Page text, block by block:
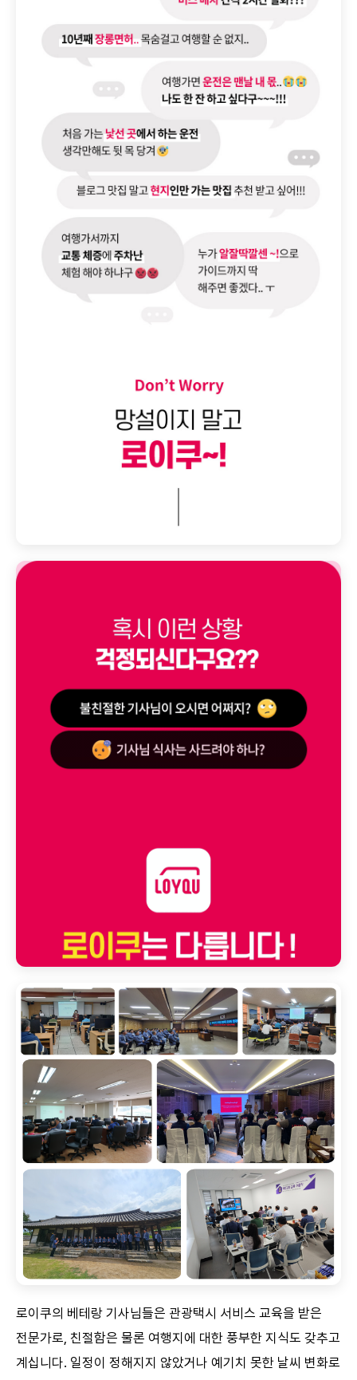
로이쿠의 베테랑 기사님들은 관광택시 서비스 교육을 받은
전문가로, 친절함은 물론 여행지에 대한 풍부한 지식도 갖추고
계십니다. 일정이 정해지지 않았거나 예기치 못한 날씨 변화로